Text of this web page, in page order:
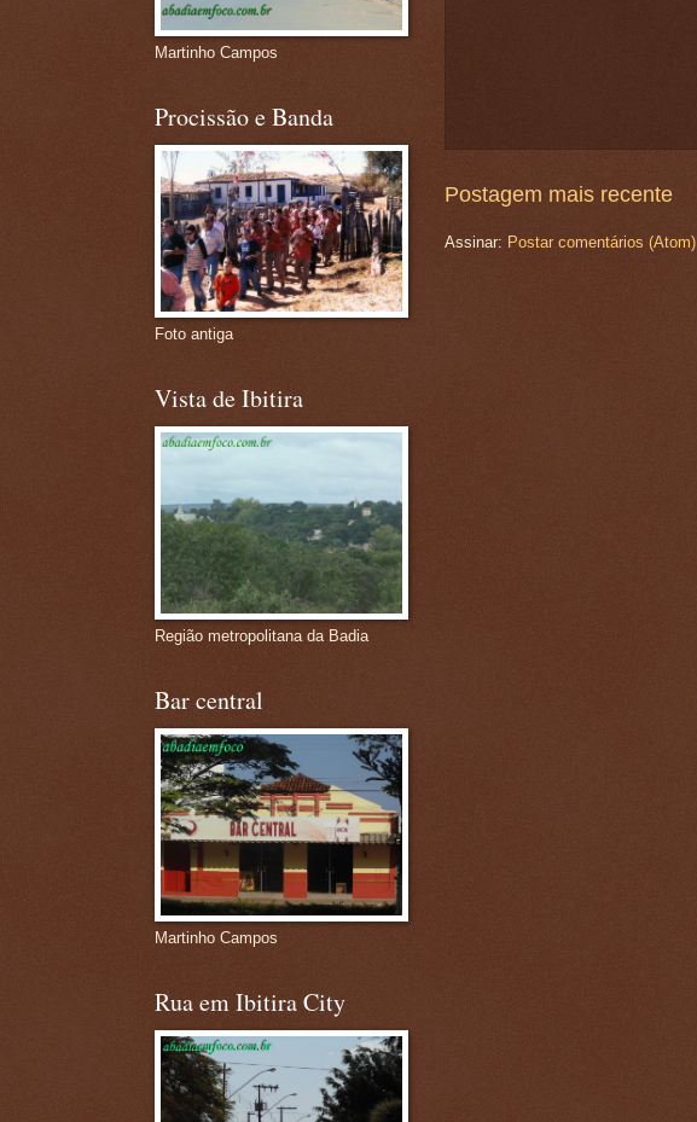
Postagem mais recente
Assinar: Postar comentários (Atom)
Martinho Campos
Procissão e Banda
Foto antiga
Vista de Ibitira
Região metropolitana da Badia
Bar central
Martinho Campos
Rua em Ibitira City